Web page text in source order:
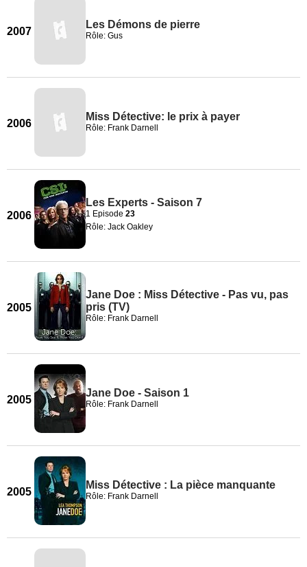
2007
Les Démons de pierre
Rôle: Gus
2006
Miss Détective: le prix à payer
Rôle: Frank Darnell
2006
Les Experts - Saison 7
1 Episode 23
Rôle: Jack Oakley
2005
Jane Doe : Miss Détective - Pas vu, pas
pris (TV)
Rôle: Frank Darnell
2005
Jane Doe - Saison 1
Rôle: Frank Darnell
2005
Miss Détective : La pièce manquante
Rôle: Frank Darnell